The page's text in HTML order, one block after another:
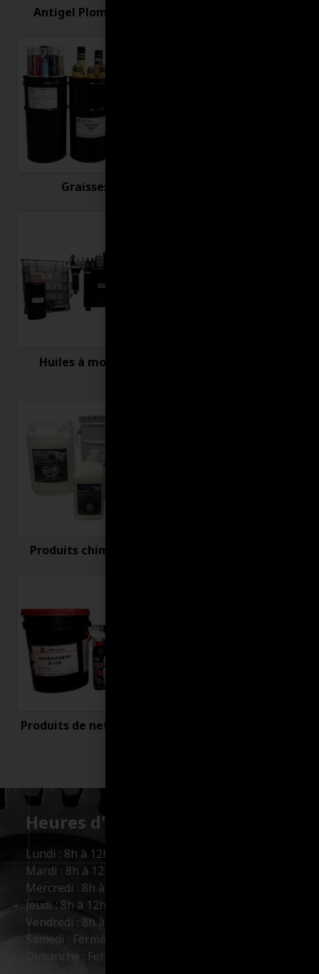
Antigel Plomberie
Graisses
Huiles à moteur
Produits chimiques
Produits de nettoyage
Heures d'ouverture :
Lundi : 8h à 12h et 13h à 17h
Mardi : 8h à 12h et 13h à 17h
Mercredi : 8h à 12h et 13h à 17h
Jeudi : 8h à 12h et 13h à 17h
Vendredi : 8h à 12h et 13h à 16h
Samedi : Fermé
Dimanche : Fermé